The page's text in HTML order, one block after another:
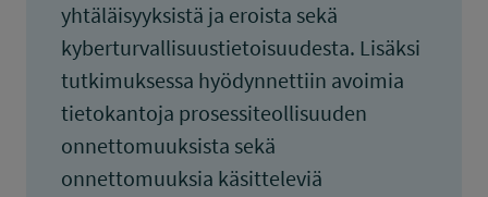
yhtäläisyyksistä ja eroista sekä
kyberturvallisuustietoisuudesta. Lisäksi
tutkimuksessa hyödynnettiin avoimia
tietokantoja prosessiteollisuuden
onnettomuuksista sekä
onnettomuuksia käsitteleviä